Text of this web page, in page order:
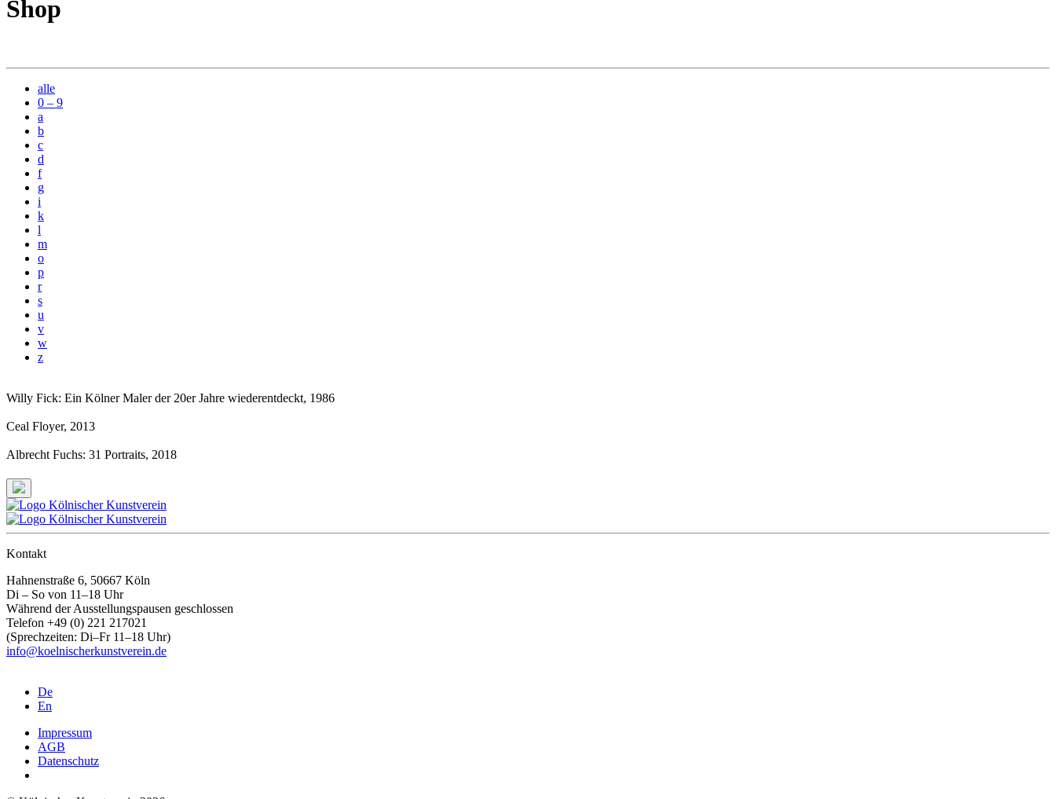
Shop
alle
0 – 9
a
b
c
d
f
g
i
k
l
m
o
p
r
s
u
v
w
z
Willy Fick: Ein Kölner Maler der 20er Jahre wiederentdeckt, 1986
Ceal Floyer, 2013
Albrecht Fuchs: 31 Portraits, 2018
Kontakt
Hahnenstraße 6, 50667 Köln
Di – So von 11–18 Uhr
Während der Ausstellungspausen geschlossen
Telefon +49 (0) 221 217021
(Sprechzeiten: Di–Fr 11–18 Uhr)
info@koelnischerkunstverein.de
De
En
Impressum
AGB
Datenschutz